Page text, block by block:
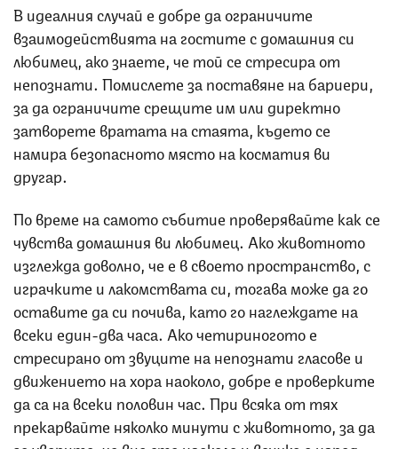
В идеалния случай е добре да ограничите
взаимодействията на гостите с домашния си
любимец, ако знаете, че той се стресира от
непознати. Помислете за поставяне на бариери,
за да ограничите срещите им или директно
затворете вратата на стаята, където се
намира безопасното място на косматия ви
другар.
По време на самото събитие проверявайте как се
чувства домашния ви любимец. Ако животното
изглежда доволно, че е в своето пространство, с
играчките и лакомствата си, тогава може да го
оставите да си почива, като го наглеждате на
всеки един-два часа. Ако четириногото е
стресирано от звуците на непознати гласове и
движението на хора наоколо, добре е проверките
да са на всеки половин час. При всяка от тях
прекарвайте няколко минути с животното, за да